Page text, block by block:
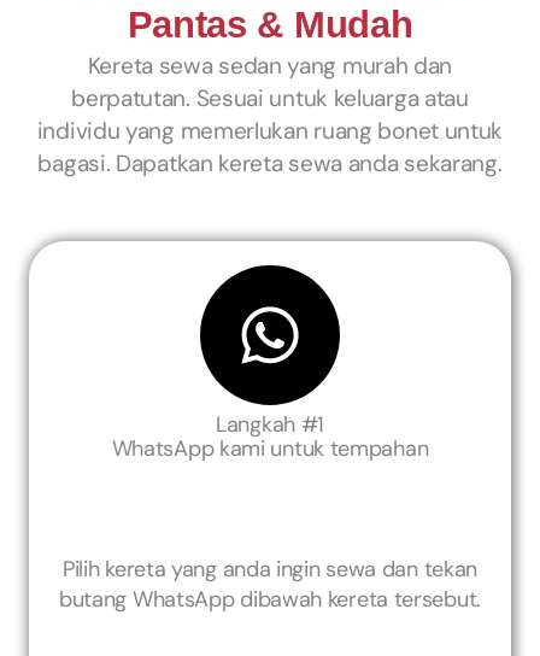
Pantas & Mudah
Kereta sewa sedan yang murah dan
berpatutan. Sesuai untuk keluarga atau
individu yang memerlukan ruang bonet untuk
bagasi. Dapatkan kereta sewa anda sekarang.
Langkah #1
WhatsApp kami untuk tempahan
Pilih kereta yang anda ingin sewa dan tekan
butang WhatsApp dibawah kereta tersebut.